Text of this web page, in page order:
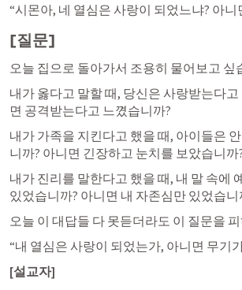
“시몬아, 네 열심은 사랑이 되었느냐? 아니
[질문]
오늘 집으로 돌아가서 조용히 물어보고 싶
내가 옳다고 말할 때, 당신은 사랑받는다
면 공격받는다고 느꼈습니까?
내가 가족을 지킨다고 했을 때, 아이들은
니까? 아니면 긴장하고 눈치를 보았습니까
내가 진리를 말한다고 했을 때, 내 말 속에
있었습니까? 아니면 내 자존심만 있었습니
오늘 이 대답들 다 못듣더라도 이 질문을
“내 열심은 사랑이 되었는가, 아니면 무기
[설교자]